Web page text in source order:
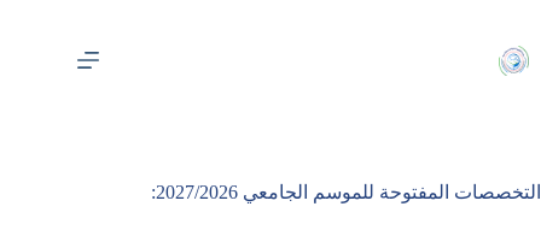
المحتوى
التخصصات المفتوحة للموسم الجامعي 2027/2026: